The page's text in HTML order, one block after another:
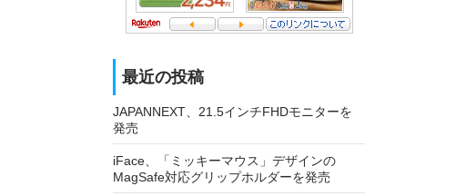
最近の投稿
JAPANNEXT、21.5インチFHDモニターを
発売
iFace、「ミッキーマウス」デザインの
MagSafe対応グリップホルダーを発売